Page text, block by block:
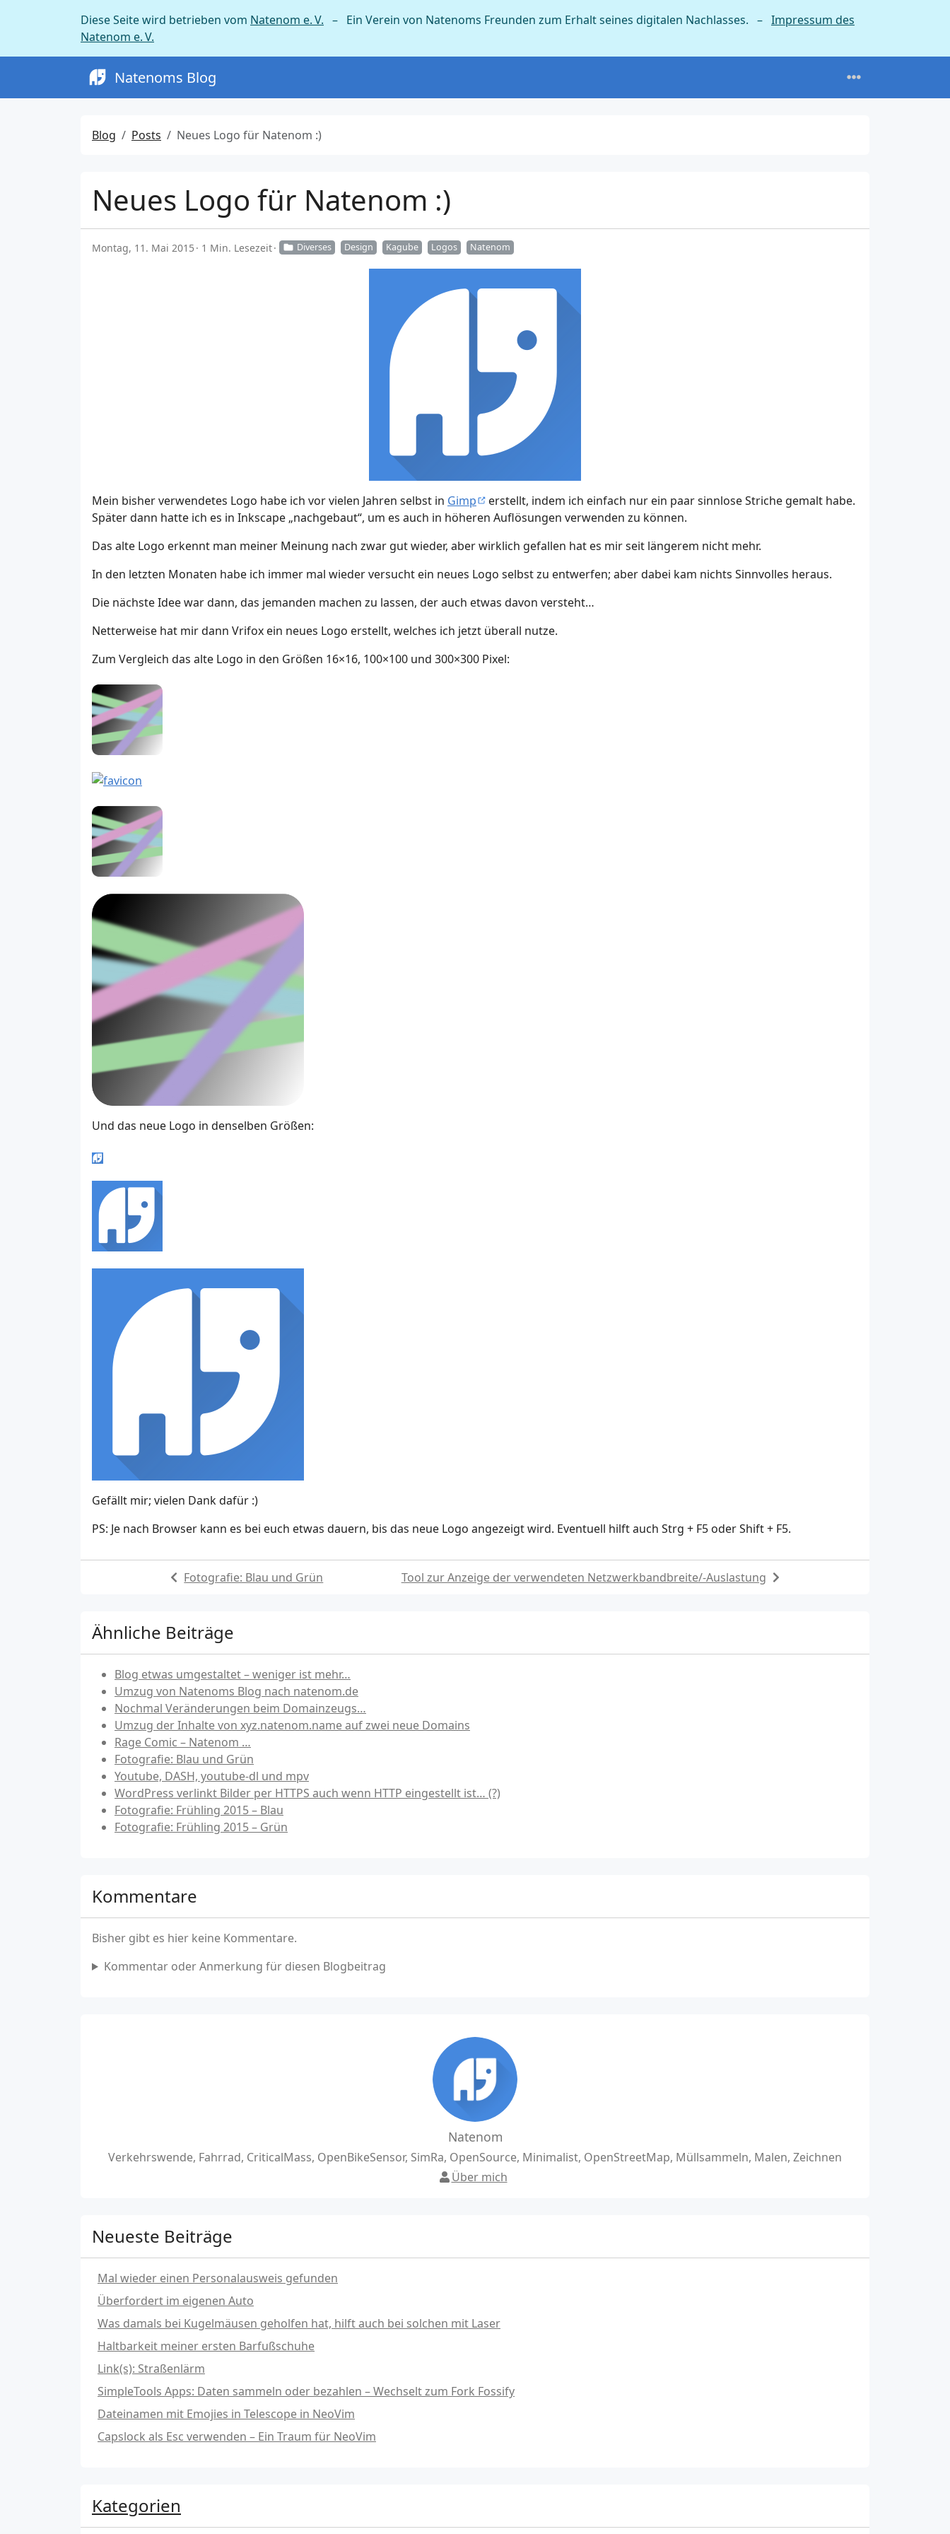
Diese Seite wird betrieben vom Natenom e. V. – Ein Verein von Natenoms Freunden zum Erhalt seines digitalen Nachlasses. – Impressum des
Natenom e. V.
Natenoms Blog
Blog Posts Neues Logo für Natenom :)
Neues Logo für Natenom :)
Montag, 11. Mai 2015 1 Min. Lesezeit Diverses Design Kagube Logos Natenom
Mein bisher verwendetes Logo habe ich vor vielen Jahren selbst in Gimp
erstellt, indem ich einfach nur ein paar sinnlose Striche gemalt habe.
Später dann hatte ich es in Inkscape „nachgebaut“, um es auch in höheren Auflösungen verwenden zu können.
Das alte Logo erkennt man meiner Meinung nach zwar gut wieder, aber wirklich gefallen hat es mir seit längerem nicht mehr.
In den letzten Monaten habe ich immer mal wieder versucht ein neues Logo selbst zu entwerfen; aber dabei kam nichts Sinnvolles heraus.
Die nächste Idee war dann, das jemanden machen zu lassen, der auch etwas davon versteht…
Netterweise hat mir dann Vrifox ein neues Logo erstellt, welches ich jetzt überall nutze.
Zum Vergleich das alte Logo in den Größen 16×16, 100×100 und 300×300 Pixel:
Und das neue Logo in denselben Größen:
Gefällt mir; vielen Dank dafür :)
PS: Je nach Browser kann es bei euch etwas dauern, bis das neue Logo angezeigt wird. Eventuell hilft auch Strg + F5 oder Shift + F5.
Fotografie: Blau und Grün Tool zur Anzeige der verwendeten Netzwerkbandbreite/-Auslastung
Ähnliche Beiträge
Blog etwas umgestaltet – weniger ist mehr…
Umzug von Natenoms Blog nach natenom.de
Nochmal Veränderungen beim Domainzeugs…
Umzug der Inhalte von xyz.natenom.name auf zwei neue Domains
Rage Comic – Natenom …
Fotografie: Blau und Grün
Youtube, DASH, youtube-dl und mpv
WordPress verlinkt Bilder per HTTPS auch wenn HTTP eingestellt ist… (?)
Fotografie: Frühling 2015 – Blau
Fotografie: Frühling 2015 – Grün
Kommentare
Bisher gibt es hier keine Kommentare.
Kommentar oder Anmerkung für diesen Blogbeitrag
Natenom
Verkehrswende, Fahrrad, CriticalMass, OpenBikeSensor, SimRa, OpenSource, Minimalist, OpenStreetMap, Müllsammeln, Malen, Zeichnen
Über mich
Neueste Beiträge
Mal wieder einen Personalausweis gefunden
Überfordert im eigenen Auto
Was damals bei Kugelmäusen geholfen hat, hilft auch bei solchen mit Laser
Haltbarkeit meiner ersten Barfußschuhe
Link(s): Straßenlärm
SimpleTools Apps: Daten sammeln oder bezahlen – Wechselt zum Fork Fossify
Dateinamen mit Emojies in Telescope in NeoVim
Capslock als Esc verwenden – Ein Traum für NeoVim
Kategorien